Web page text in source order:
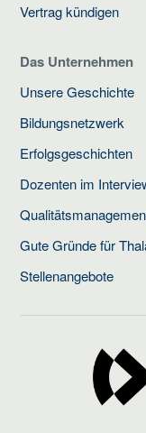
Vertrag kündigen
Das Unternehmen
Unsere Geschichte
Bildungsnetzwerk
Erfolgsgeschichten
Dozenten im
Gute Gründe für
Stellenangebote